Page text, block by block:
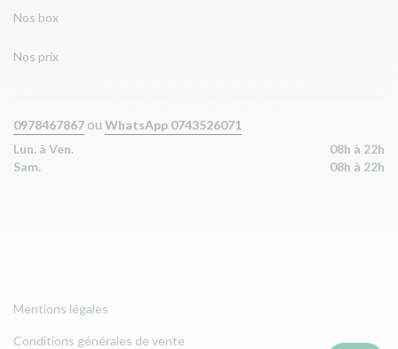
Nos box
Nos prix
0978467867 ou WhatsApp 0743526071
Lun. à Ven.
08h à 22h
Sam.
08h à 22h
Mentions légales
Conditions générales de vente